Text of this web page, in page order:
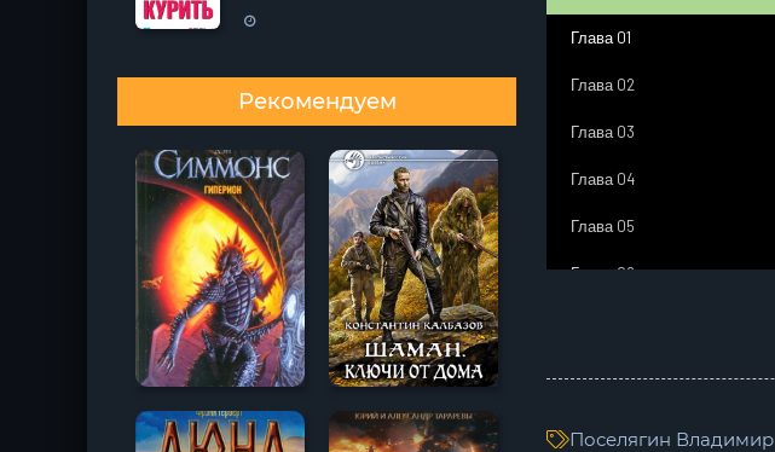
Рекомендуем
Глава 01
Глава 02
Глава 03
Глава 04
Глава 05
Глава 06
Поселягин Владимир